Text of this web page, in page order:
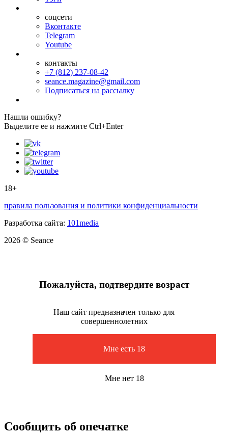
соцсети
Вконтакте
Telegram
Youtube
контакты
+7 (812) 237-08-42
seance.magazine@gmail.com
Подписаться на рассылку
Нашли ошибку?
Выделите ее и нажмите Ctrl+Enter
18+
правила пользования и политики конфиденциальности
Разработка сайта: 101media
2026 © Seance
Пожалуйста, подтвердите возраст
Наш сайт предназначен только для
совершеннолетних
Мне есть 18
Мне нет 18
Сообщить об опечатке